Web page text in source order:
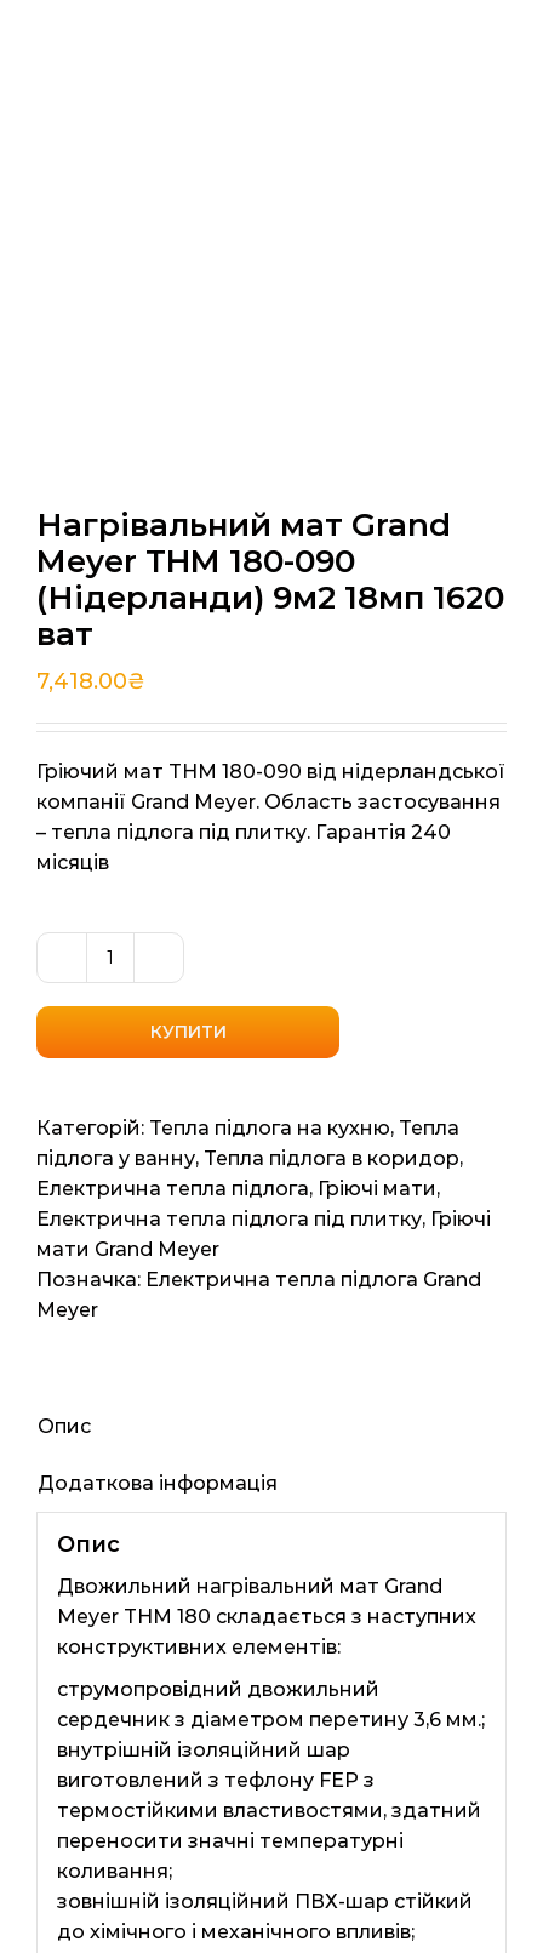
Нагрівальний мат Grand
Meyer THM 180-090
(Нідерланди) 9м2 18мп 1620
ват
7,418.00₴
Гріючий мат THM 180-090 від нідерландської
компанії Grand Meyer. Область застосування
– тепла підлога під плитку. Гарантія 240
місяців
Нагрівальний
мат
Grand
Meyer
180-
090
(Нідерланди)
9м2
18мп
1620
КУПИТИ
Категорій: Тепла підлога на кухню, Тепла
підлога у ванну, Тепла підлога в коридор,
Електрична тепла підлога, Гріючі мати,
Електрична тепла підлога під плитку, Гріючі
мати Grand Meyer
Позначка: Електрична тепла підлога Grand
Meyer
Опис
Додаткова інформація
Опис
Двожильний нагрівальний мат Grand
Meyer THM 180 складається з наступних
конструктивних елементів:
струмопровідний двожильний
сердечник з діаметром перетину 3,6 мм.;
внутрішній ізоляційний шар
виготовлений з тефлону FEP з
термостійкими властивостями, здатний
переносити значні температурні
коливання;
зовнішній ізоляційний ПВХ-шар стійкий
до хімічного і механічного впливів;